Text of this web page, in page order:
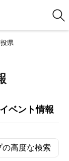
県
イベント情報
の高度な検索